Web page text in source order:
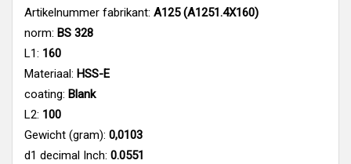
Artikelnummer fabrikant: A125 (A1251.4X160)
norm: BS 328
L1: 160
Materiaal: HSS-E
coating: Blank
L2: 100
Gewicht (gram): 0,0103
d1 decimal Inch: 0.0551